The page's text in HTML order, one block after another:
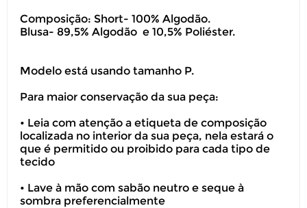
Composição: Short- 100% Algodão.
Blusa- 89,5% Algodão e 10,5% Poliéster.
Modelo está usando tamanho P.
Para maior conservação da sua peça:
• Leia com atenção a etiqueta de composição
localizada no interior da sua peça, nela estará o
que é permitido ou proibido para cada tipo de
tecido
• Lave à mão com sabão neutro e seque à
sombra preferencialmente